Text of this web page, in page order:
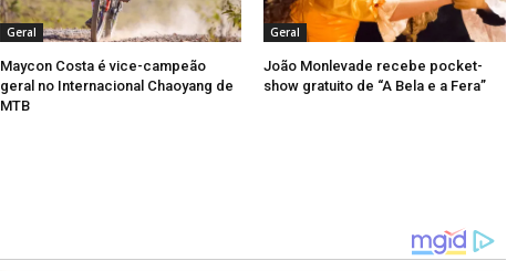
Geral
Maycon Costa é vice-campeão
geral no Internacional Chaoyang de
MTB
Geral
João Monlevade recebe pocket-
show gratuito de “A Bela e a Fera”